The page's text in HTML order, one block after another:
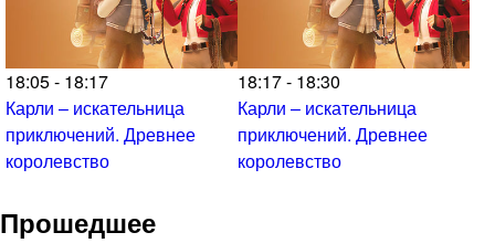
18:05 - 18:17
Карли – искательница
приключений. Древнее
королевство
18:17 - 18:30
Карли – искательница
приключений. Древнее
королевство
Прошедшее